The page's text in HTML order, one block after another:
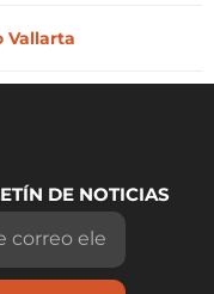
Vallarta
DE NOTICIAS